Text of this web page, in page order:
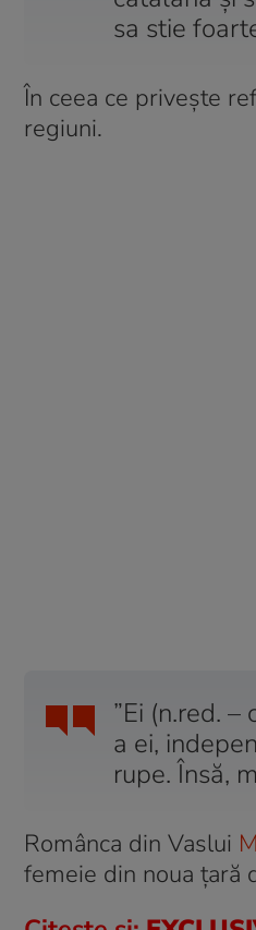
sa stie
În ceea ce privește
regiuni.
”Ei (n.red.
a ei,
rupe. Însă,
Românca din Vaslui
femeie din noua țară